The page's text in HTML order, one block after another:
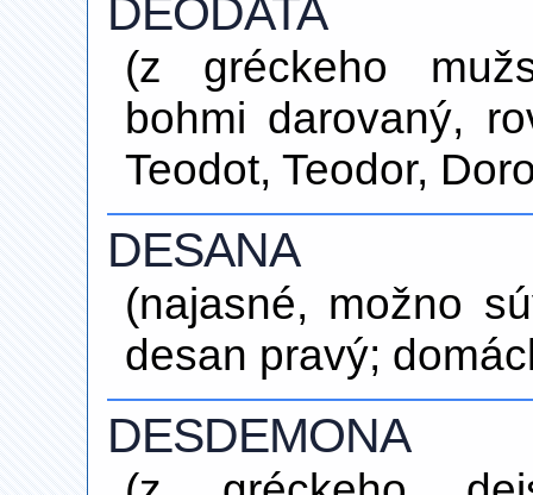
DEODATA
(z gréckeho
bohmi darovaný,
Teodot, Teodor,
DESANA
(najasné, možno
desan pravý;
DESDEMONA